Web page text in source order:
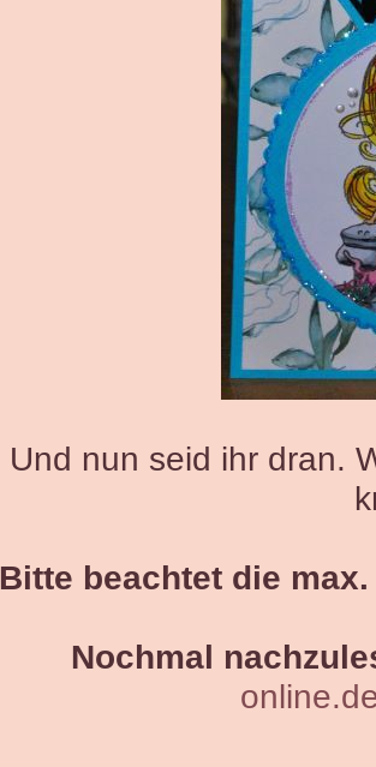
Und nun seid ihr dran.
Bitte beachtet die
Nochmal